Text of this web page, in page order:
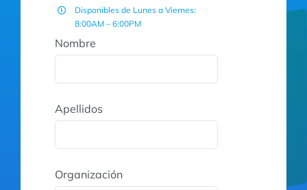
Disponibles de Lunes a Viernes:
8:00AM – 6:00PM
Nombre
Apellidos
Organización